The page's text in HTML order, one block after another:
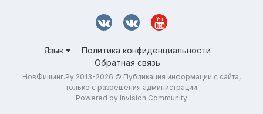
Язык
Политика конфиденциальности
Обратная связь
НовФишинг.Ру 2013-2026 © Публикация информации с сайта,
только с разрешения администрации
Powered by Invision Community